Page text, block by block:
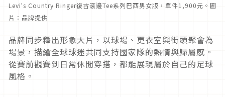
Levi's Country Ringer復古滾邊Tee系列巴西男女版，單件1,900元。圖
片：品牌提供
品牌同步釋出形象大片，以球場、更衣室與街頭聚會為
場景，描繪全球球迷共同支持國家隊的熱情與歸屬感。
從賽前觀賽到日常休閒穿搭，都能展現屬於自己的足球
風格。